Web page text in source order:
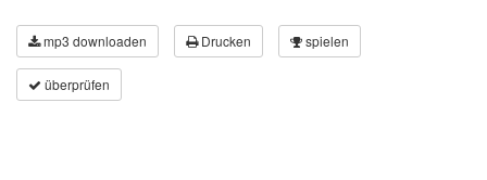
mp3 downloaden Drucken spielen
überprüfen